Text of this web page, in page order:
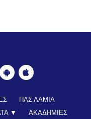
ΠΑΣ ΛΑΜΙΑ
▼
ΑΚΑΔΗΜΙΕΣ